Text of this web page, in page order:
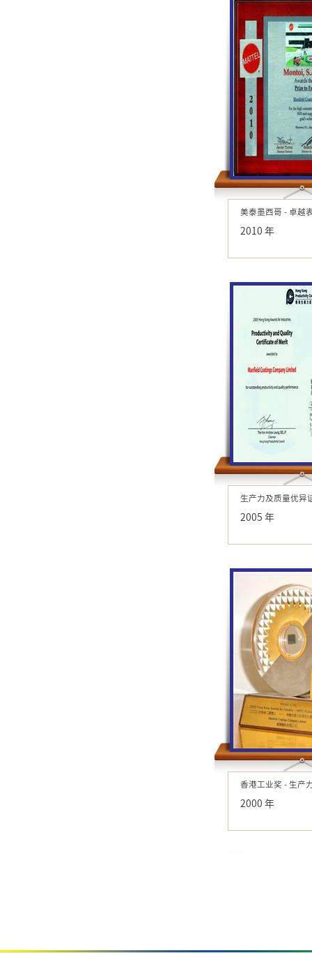
美泰墨西哥 - 卓越
2010 年
生产力及质量优异
2005 年
香港工业奖 - 生产
2000 年